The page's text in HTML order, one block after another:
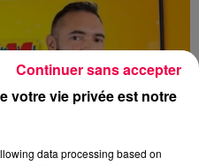
votre vie privée est notre
data processing based on
Continuer sans accepter